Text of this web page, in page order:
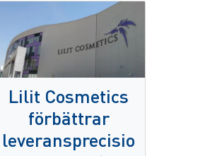
Lilit Cosmetics
förbättrar
leveransprecisio